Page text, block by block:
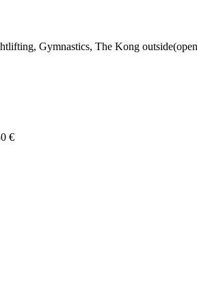
Gymnastics, The Kong
€